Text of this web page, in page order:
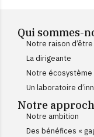
Qui sommes-
Notre raison d’être
La dirigeante
Notre écosystème
Un laboratoire
Notre
Notre ambition
Des bénéfices «